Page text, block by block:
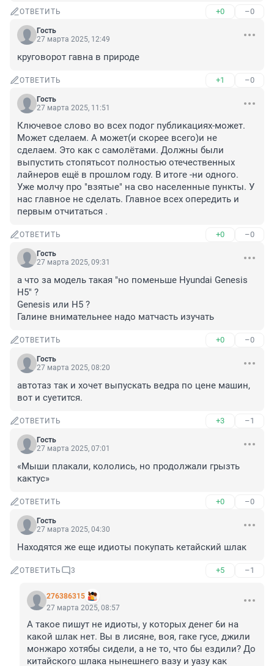
ОТВЕТИТЬ +0 –0
Гость
27 марта 2025, 12:49
круговорот гавна в природе
ОТВЕТИТЬ +1 –0
Гость
27 марта 2025, 11:51
Ключевое слово во всех подог публикациях-может.
Может сделаем. А может(и скорее всего)и не
сделаем. Это как с самолётами. Должны были
выпустить стопятьсот полностью отечественных
лайнеров ещё в прошлом году. В итоге -ни одного.
Уже молчу про "взятые" на сво населенные пункты. У
нас главное не сделать. Главное всех опередить и
первым отчитаться .
ОТВЕТИТЬ +0 –0
Гость
27 марта 2025, 09:31
а что за модель такая "но поменьше Hyundai Genesis
H5" ?
Genesis или H5 ?
Галине внимательнее надо матчасть изучать
ОТВЕТИТЬ +0 –0
Гость
27 марта 2025, 08:20
автотаз так и хочет выпускать ведра по цене машин,
вот и суетится.
ОТВЕТИТЬ +3 –1
Гость
27 марта 2025, 07:01
«Мыши плакали, кололись, но продолжали грызть
кактус»
ОТВЕТИТЬ +0 –0
Гость
27 марта 2025, 04:30
Находятся же еще идиоты покупать кетайский шлак
ОТВЕТИТЬ 3 +5 –1
276386315
27 марта 2025, 08:57
А такое пишут не идиоты, у которых денег 6и на
какой шлак нет. Вы в лисяне, воя, гаке гусе, джили
монжаро хотябы сидели, а не то, что бы ездили? До
китайского шлака нынешнего вазу и уазу как